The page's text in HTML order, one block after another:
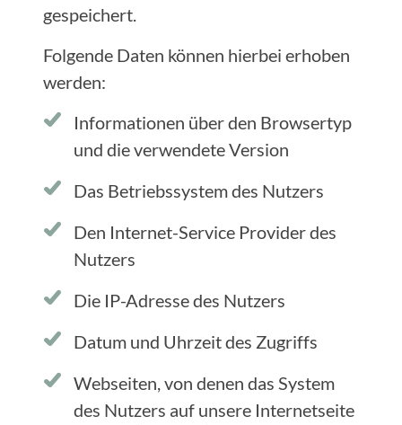
gespeichert.
Folgende Daten können hierbei erhoben
werden:
Informationen über den Browsertyp
und die verwendete Version
Das Betriebssystem des Nutzers
Den Internet-Service Provider des
Nutzers
Die IP-Adresse des Nutzers
Datum und Uhrzeit des Zugriffs
Webseiten, von denen das System
des Nutzers auf unsere Internetseite